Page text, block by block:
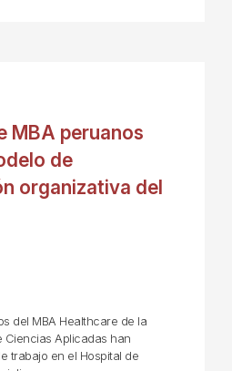
MBA peruanos
de
organizativa del
del MBA Healthcare de la
Ciencias Aplicadas han
trabajo en el Hospital de